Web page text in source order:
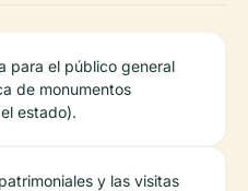
para el público general
de monumentos
estado).
y las visitas